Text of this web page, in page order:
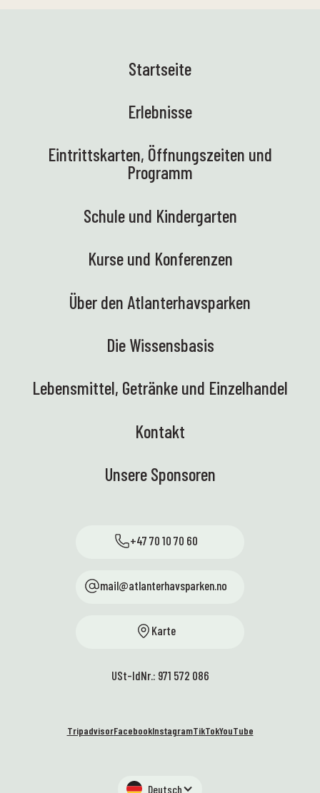
Startseite
Erlebnisse
Eintrittskarten, Öffnungszeiten und
Programm
Schule und Kindergarten
Kurse und Konferenzen
Über den Atlanterhavsparken
Die Wissensbasis
Lebensmittel, Getränke und Einzelhandel
Kontakt
Unsere Sponsoren
+47 70 10 70 60
mail@atlanterhavsparken.no
Karte
USt-IdNr.: 971 572 086
TripadvisorFacebookInstagramTikTokYouTube
Deutsch